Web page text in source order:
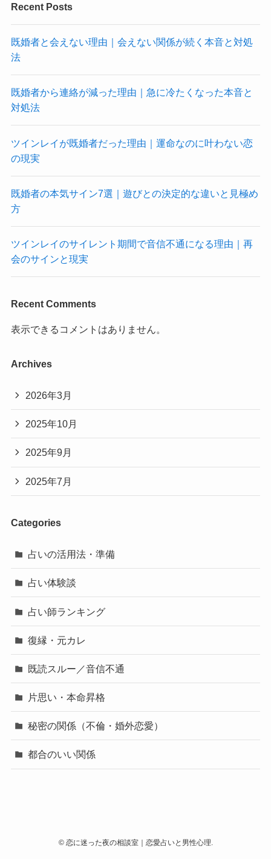
Recent Posts
既婚者と会えない理由｜会えない関係が続く本音と対処
法
既婚者から連絡が減った理由｜急に冷たくなった本音と
対処法
ツインレイが既婚者だった理由｜運命なのに叶わない恋
の現実
既婚者の本気サイン7選｜遊びとの決定的な違いと見極め
方
ツインレイのサイレント期間で音信不通になる理由｜再
会のサインと現実
Recent Comments
表示できるコメントはありません。
Archives
2026年3月
2025年10月
2025年9月
2025年7月
Categories
占いの活用法・準備
占い体験談
占い師ランキング
復縁・元カレ
既読スルー／音信不通
片思い・本命昇格
秘密の関係（不倫・婚外恋愛）
都合のいい関係
©恋に迷った夜の相談室｜恋愛占いと男性心理.